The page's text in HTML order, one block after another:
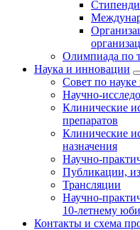
Олимпиада по
Наука и инновации
Совет по
Научно-
Клинические
препаратов
Клинические
назначения
Научно-
Публикации,
Трансляции
Научно-
10-летнему
Контакты и схема